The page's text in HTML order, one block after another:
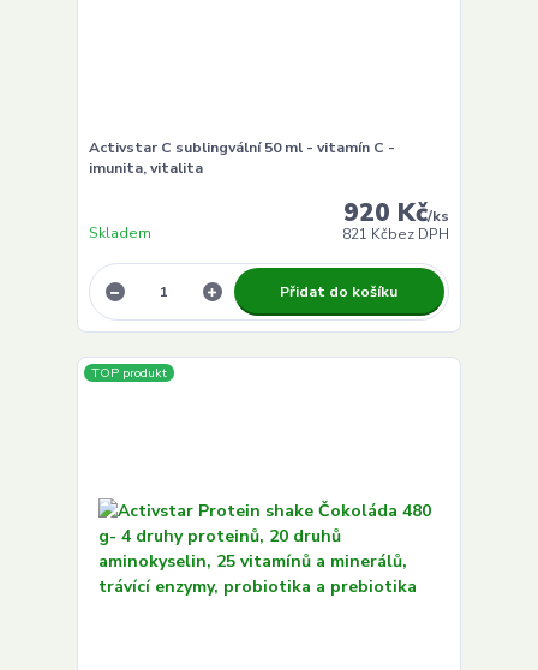
Activstar C sublingvální 50 ml - vitamín C -
imunita, vitalita
920 Kč/ks
821 Kčbez DPH
Skladem
Přidat do košíku
TOP produkt